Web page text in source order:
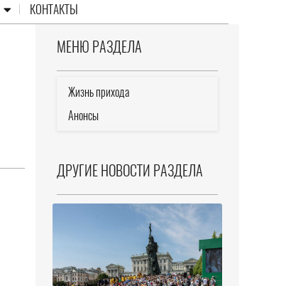
КОНТАКТЫ
МЕНЮ РАЗДЕЛА
Жизнь прихода
Анонсы
ДРУГИЕ НОВОСТИ РАЗДЕЛА